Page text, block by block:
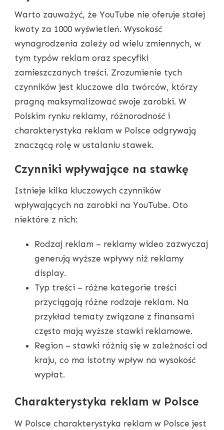
Warto zauważyć, że YouTube nie oferuje stałej
kwoty za 1000 wyświetleń. Wysokość
wynagrodzenia zależy od wielu zmiennych, w
tym typów reklam oraz specyfiki
zamieszczanych treści. Zrozumienie tych
czynników jest kluczowe dla twórców, którzy
pragną maksymalizować swoje zarobki. W
Polskim rynku reklamy, różnorodność i
charakterystyka reklam w Polsce odgrywają
znaczącą rolę w ustalaniu stawek.
Czynniki wpływające na stawkę
Istnieje kilka kluczowych czynników
wpływających na zarobki na YouTube. Oto
niektóre z nich:
Rodzaj reklam – reklamy wideo zazwyczaj
generują wyższe wpływy niż reklamy
display.
Typ treści – różne kategorie treści
przyciągają różne rodzaje reklam. Na
przykład tematy związane z finansami
często mają wyższe stawki reklamowe.
Region – stawki różnią się w zależności od
kraju, co ma istotny wpływ na wysokość
wypłat.
Charakterystyka reklam w Polsce
W Polsce charakterystyka reklam w Polsce jest